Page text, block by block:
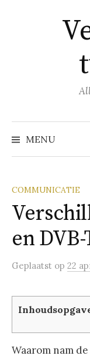
MENU
COMMUNICATIE
en DVB-
Geplaatst op 22
Waarom nam